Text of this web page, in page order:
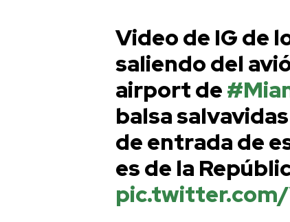
Video de IG de
saliendo del
airport de
balsa
de entrada de
es de la